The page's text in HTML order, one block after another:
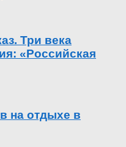
Три века
«Российская
на отдыхе в